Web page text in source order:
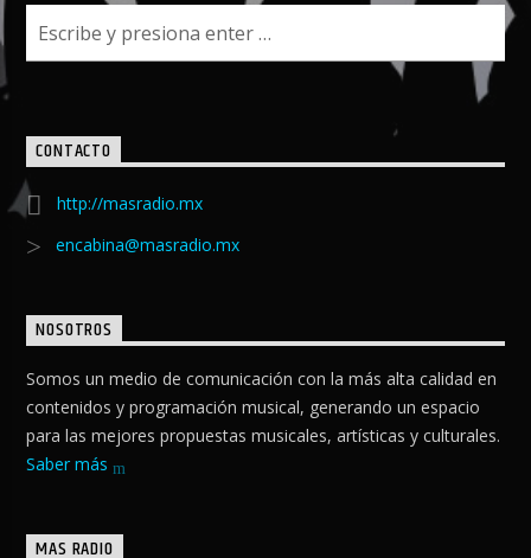
CONTACTO
http://masradio.mx
encabina@masradio.mx
NOSOTROS
Somos un medio de comunicación con la más alta calidad en
contenidos y programación musical, generando un espacio
para las mejores propuestas musicales, artísticas y culturales.
Saber más
MAS RADIO